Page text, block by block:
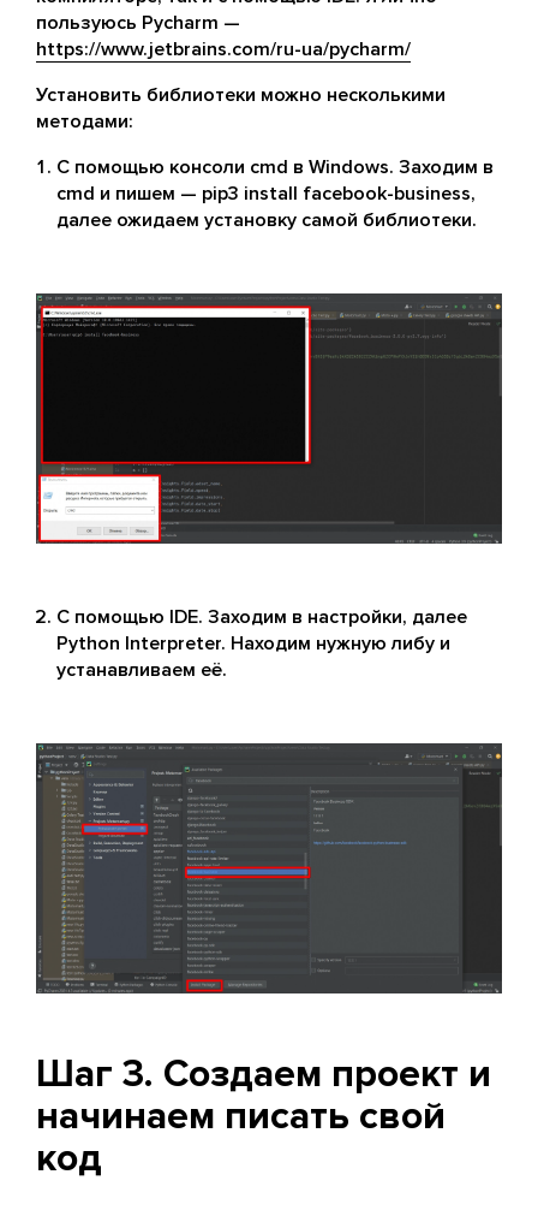
пользуюсь Pycharm —
https://www.jetbrains.com/ru-ua/pycharm/
Установить библиотеки можно несколькими
методами:
С помощью консоли cmd в Windows. Заходим в
cmd и пишем — pip3 install facebook-business,
далее ожидаем установку самой библиотеки.
С помощью IDE. Заходим в настройки, далее
Python Interpreter. Находим нужную либу и
устанавливаем её.
Шаг 3. Создаем проект и
начинаем писать свой
код